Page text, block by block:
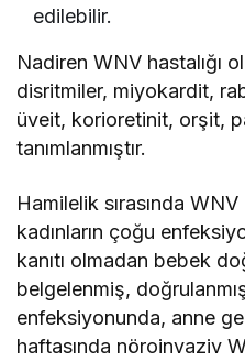
edilebilir.
Nadiren WNV hastalığı
disritmiler, miyokardit,
üveit, korioretinit, orşit,
tanımlanmıştır.
Hamilelik sırasında
kadınların çoğu
kanıtı olmadan bebek
belgelenmiş,
enfeksiyonunda, anne
haftasında nöroinvaziv